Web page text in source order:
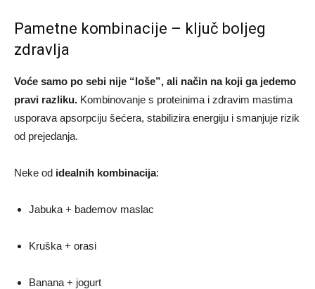
Pametne kombinacije – ključ boljeg
zdravlja
Voće samo po sebi nije “loše”, ali način na koji ga jedemo
pravi razliku. Kombinovanje s proteinima i zdravim mastima
usporava apsorpciju šećera, stabilizira energiju i smanjuje rizik
od prejedanja.
Neke od idealnih kombinacija:
Jabuka + bademov maslac
Kruška + orasi
Banana + jogurt